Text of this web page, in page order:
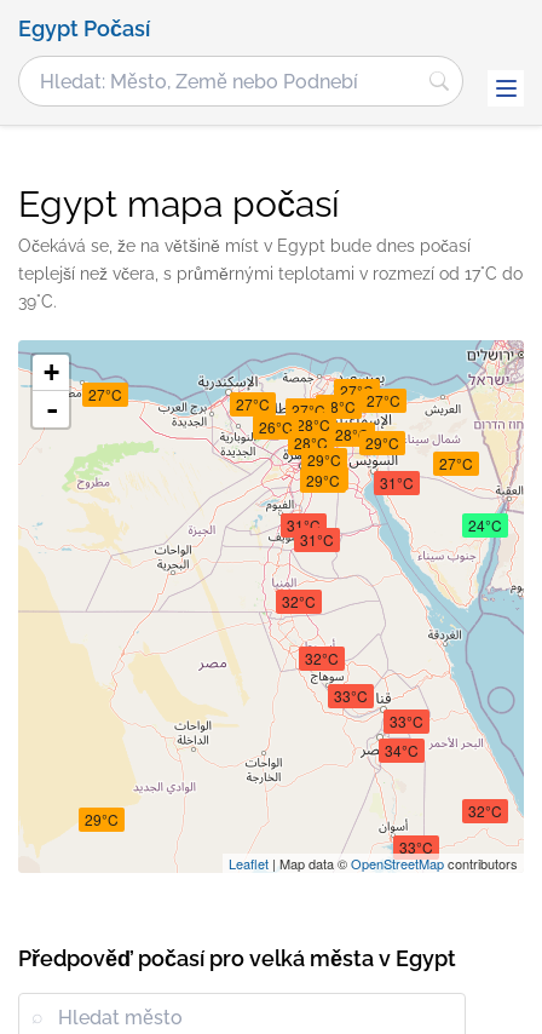
Egypt Počasí
Egypt mapa počasí
Očekává se, že na většině míst v Egypt bude dnes počasí
teplejší než včera, s průměrnými teplotami v rozmezí od 17°C do
39°C.
29°C
29°C
29°C
27°C 27°C
28°C
27°C
28°C
32°C
33°C
32°C
34°C
33°C
29°C
31°C
24°C
28°C
31°C
27°C
27°C
26°C
29°C
33°C
27°C
31°C
28°C
32°C
+
-
Leaflet | Map data ©OpenStreetMapcontributors
Předpověď počasí pro velká města v Egypt